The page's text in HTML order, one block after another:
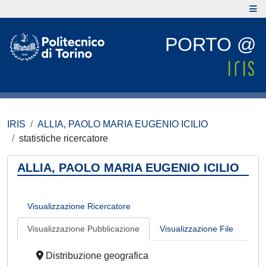
PORTO @
IRIS
ALLIA, PAOLO MARIA EUGENIO ICILIO
statistiche ricercatore
ALLIA, PAOLO MARIA EUGENIO ICILIO
Visualizzazione Ricercatore
Visualizzazione Pubblicazione Visualizzazione File
Distribuzione geografica